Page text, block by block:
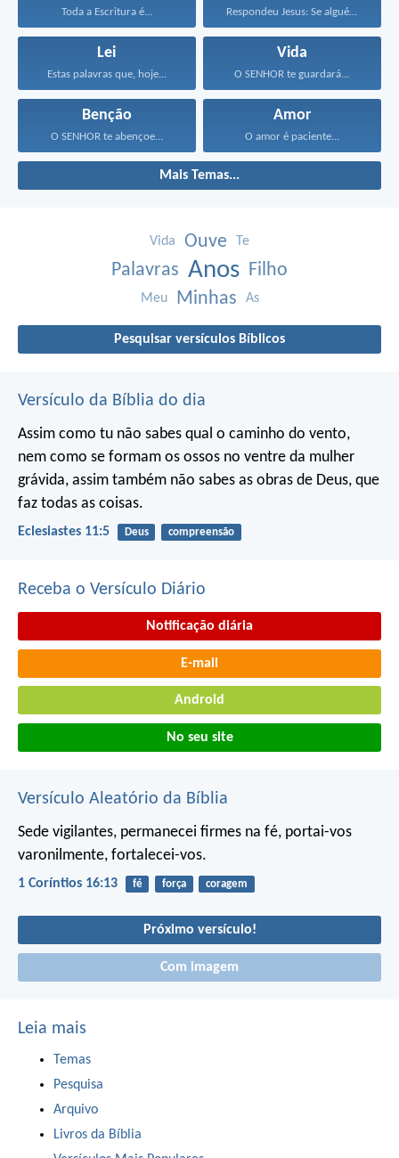
Toda a Escritura é... Respondeu Jesus: Se alguém...
Lei
Estas palavras que, hoje...
Vida
O SENHOR te guardará...
Benção
O SENHOR te abençoe...
Amor
O amor é paciente...
Mais Temas...
Vida Ouve Te
Palavras Anos Filho
Meu Minhas As
Pesquisar versículos Bíblicos
Versículo da Bíblia do dia
Assim como tu não sabes qual o caminho do vento,
nem como se formam os ossos no ventre da mulher
grávida, assim também não sabes as obras de Deus, que
faz todas as coisas.
Eclesiastes 11:5 Deus compreensão
Receba o Versículo Diário
Notificação diária
E-mail
Android
No seu site
Versículo Aleatório da Bíblia
Sede vigilantes, permanecei firmes na fé, portai-vos
varonilmente, fortalecei-vos.
1 Coríntios 16:13 fé força coragem
Próximo versículo!
Com imagem
Leia mais
Temas
Pesquisa
Arquivo
Livros da Bíblia